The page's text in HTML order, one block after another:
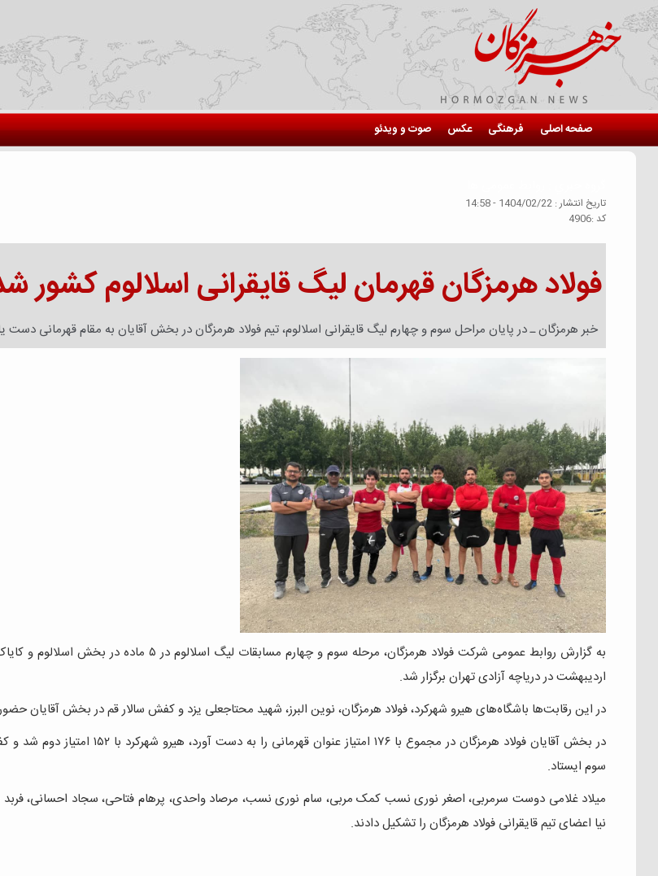
صفحه اصلی فرهنگی عکس صوت و ویدئو
تاريخ انتشار : 1404/02/22 - 14:58
كد :4906
فولاد هرمزگان قهرمان لیگ قایقرانی اسلالوم کشور
خبر هرمزگان ـ در پایان مراحل سوم و چهارم لیگ قایقرانی اسلالوم، تیم فولاد هرمزگان در بخش آقایان به مقام قهرمانی دست
اردیبهشت در دریاچه آزادی تهران برگزار شد.
در این رقابت‌ها باشگاه‌های هیرو شهرکرد، فولاد هرمزگان، نوین البرز، شهید محتاجعلی یزد و کفش سالار قم در بخش آقایان
در بخش آقایان فولاد هرمزگان در مجموع با ۱۷۶ امتیاز عنوان
سوم ایستاد.
میلاد غلامی دوست سرمربی، اصغر نوری نسب کمک مربی، سام نوری نسب، مرصاد واحدی، پرهام فتاحی، سجاد احسانی،
نیا اعضای تیم قایقرانی فولاد هرمزگان را تشکیل دادند.